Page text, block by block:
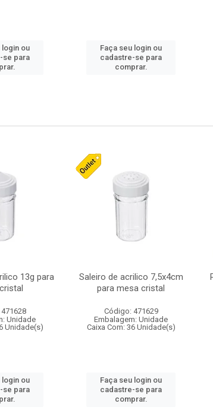
login ou
se para
Faça seu login ou
cadastre-se para
comprar.
13g para
Unidade
Unidade(s)
login ou
se para
Saleiro de acrilico 7,5x4cm
para mesa cristal
Código: 471629
Embalagem: Unidade
Caixa Com: 36 Unidade(s)
Faça seu login ou
cadastre-se para
comprar.